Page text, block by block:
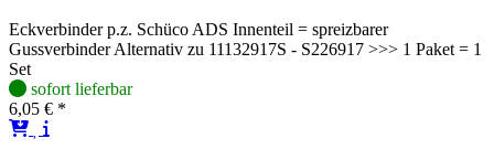
Eckverbinder p.z. Schüco ADS Innenteil = spreizbarer
Gussverbinder Alternativ zu 11132917S - S226917 >>> 1 Paket = 1
Set
sofort lieferbar
6,05 € *